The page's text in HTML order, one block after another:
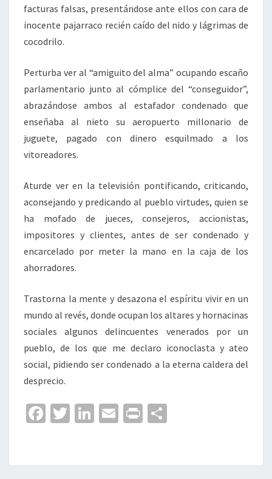
facturas falsas, presentándose ante ellos con cara de
inocente pajarraco recién caído del nido y lágrimas de
cocodrilo.
Perturba ver al “amiguito del alma” ocupando escaño
parlamentario junto al cómplice del “conseguidor”,
abrazándose ambos al estafador condenado que
enseñaba al nieto su aeropuerto millonario de
juguete, pagado con dinero esquilmado a los
vitoreadores.
Aturde ver en la televisión pontificando, criticando,
aconsejando y predicando al pueblo virtudes, quien se
ha mofado de jueces, consejeros, accionistas,
impositores y clientes, antes de ser condenado y
encarcelado por meter la mano en la caja de los
ahorradores.
Trastorna la mente y desazona el espíritu vivir en un
mundo al revés, donde ocupan los altares y hornacinas
sociales algunos delincuentes venerados por un
pueblo, de los que me declaro iconoclasta y ateo
social, pidiendo ser condenado a la eterna caldera del
desprecio.
Fa
o
T
er
Li
dI
E
l
Pr
p